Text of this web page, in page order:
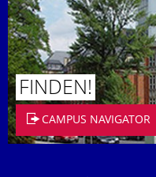
FINDEN!
CAMPUS NAVIGATOR